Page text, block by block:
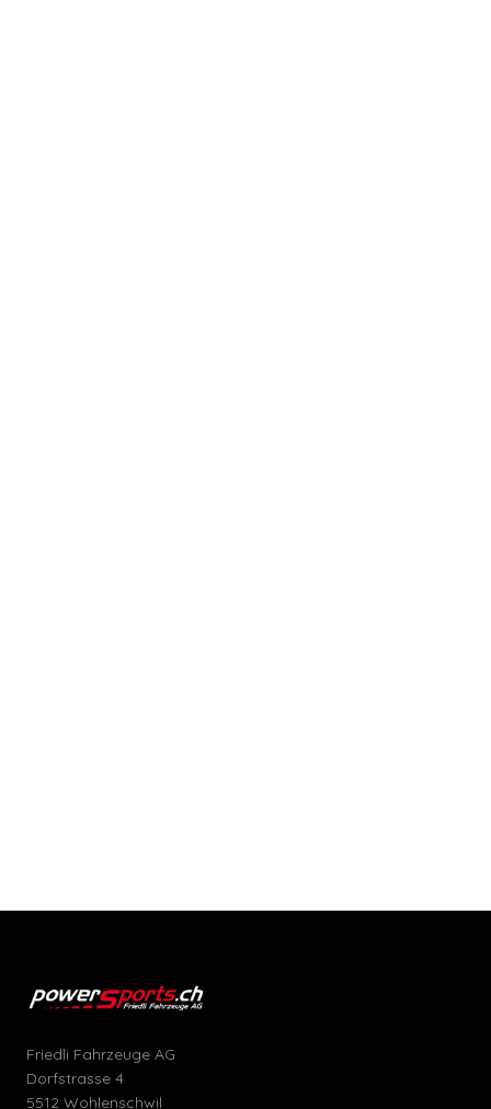
Friedli Fahrzeuge AG
Dorfstrasse 4
5512 Wohlenschwil